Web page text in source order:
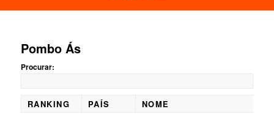
Pombo Ás
Procurar:
RANKING PAÍS
NOME